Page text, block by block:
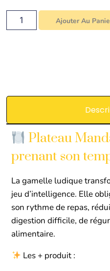
Ajouter Au
Plateau
prenant son
La gamelle ludique
jeu d’intelligence. Elle
son rythme de repas,
digestion difficile, de
alimentaire.
Les + produit :